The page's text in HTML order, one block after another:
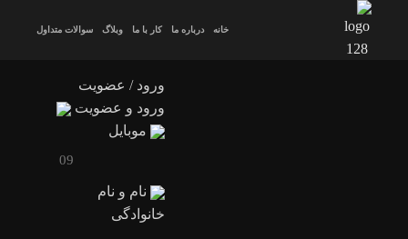
خانه درباره ما کار با ما وبلاگ سوالات متداول
ورود / عضویت
ورود و عضویت
موبایل
نام و نام
خانوادگی